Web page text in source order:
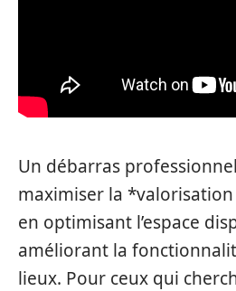
Un débarras
maximiser la
en optimisant l’espace
améliorant la
lieux. Pour ceux qui